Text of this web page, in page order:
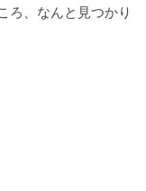
ろ、なんと見つかり